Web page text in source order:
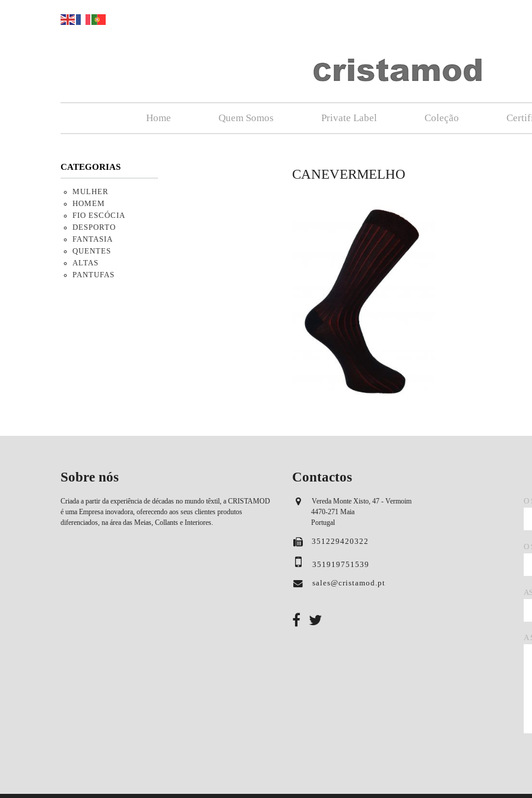
Home Quem Somos Private Label Coleção
CANEVERMELHO
CATEGORIAS
MULHER
HOMEM
FIO ESCÓCIA
DESPORTO
FANTASIA
QUENTES
ALTAS
PANTUFAS
Sobre nós
Criada a partir da experiência de décadas no mundo têxtil, a CRISTAMOD
é uma Empresa inovadora, oferecendo aos seus clientes produtos
diferenciados, na área das Meias, Collants e Interiores.
Contactos
Vereda Monte Xisto, 47 - Vermoim
4470-271 Maia
Portugal
351229420322
351919751539
sales@cristamod.pt
O
O
A